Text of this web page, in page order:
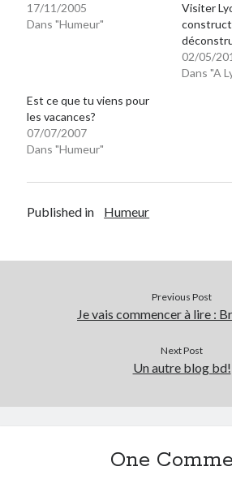
On parle de quoi ?
Daddy
Engagé
Geek
Green
Lyon
Sorties cuculturelles
17/11/2005
Dans "Humeur"
Visiter
02/05/
Dans "A
Est ce que tu viens pour
les vacances?
07/07/2007
Dans "Humeur"
Published in Humeur
Previous Post
Je vais commencer à lire :
Next Post
Un autre blog bd!
One